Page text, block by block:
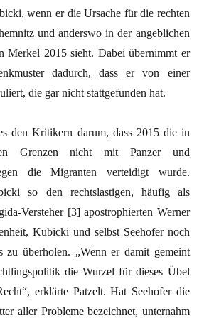
wenn er die Ursache für die rechten
und anderswo in der angeblichen
Merkel 2015 sieht. Dabei übernimmt er
dadurch, dass er von einer
die gar nicht stattgefunden hat.
den Kritikern darum, dass 2015 die in
Grenzen nicht mit Panzer und
die Migranten verteidigt wurde.
so den rechtslastigen, häufig als
Versteher [3] apostrophierten Werner
Kubicki und selbst Seehofer noch
zu überholen. „Wenn er damit gemeint
die Wurzel für dieses Übel
erklärte Patzelt. Hat Seehofer die
aller Probleme bezeichnet, unternahm